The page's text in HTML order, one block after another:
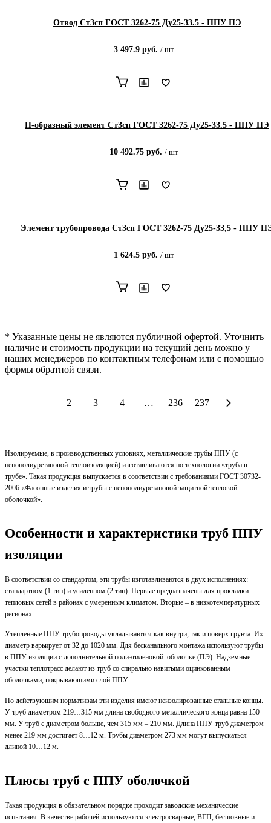
Отвод Ст3сп ГОСТ 3262-75 Ду25-33.5 - ППУ ПЭ
3 497.9 руб. / шт
П-образный элемент Ст3сп ГОСТ 3262-75 Ду25-33.5 - ППУ ПЭ
10 492.75 руб. / шт
Элемент трубопровода Ст3сп ГОСТ 3262-75 Ду25-33,5 - ППУ
1 624.5 руб. / шт
* Указанные цены не являются публичной офертой. Уточнить
наличие и стоимость продукции на текущий день можно у
наших менеджеров по контактным телефонам или с помощью
формы обратной связи.
2 3 4 … 236 237
Изолируемые, в производственных условиях, металлические трубы ППУ (с
пенополиуретановой теплоизоляцией) изготавливаются по технологии «труба в
трубе». Такая продукция выпускается в соответствии с требованиями ГОСТ 30732-
2006 «Фасонные изделия и трубы с пенополиуретановой защитной тепловой
оболочкой».
Особенности и характеристики труб ППУ
изоляции
В соответствии со стандартом, эти трубы изготавливаются в двух исполнениях:
стандартном (1 тип) и усиленном (2 тип). Первые предназначены для прокладки
тепловых сетей в районах с умеренным климатом. Вторые – в низкотемпературных
регионах.
Утепленные ППУ трубопроводы укладываются как внутри, так и поверх грунта. Их
диаметр варьирует от 32 до 1020 мм. Для бесканального монтажа используют трубы
в ППУ изоляции с дополнительной полиэтиленовой оболочке (ПЭ). Надземные
участки теплотрасс делают из труб со спирально навитыми оцинкованным
оболочками, покрывающими слой ППУ.
По действующим нормативам эти изделия имеют неизолированные стальные концы.
У труб диаметром 219…315 мм длина свободного металлического конца равна 150
мм. У труб с диаметром больше, чем 315 мм – 210 мм. Длина ППУ труб диаметром
менее 219 мм достигает 8…12 м. Трубы диаметром 273 мм могут выпускаться
длиной 10…12 м.
Плюсы труб с ППУ оболочкой
Такая продукция в обязательном порядке проходит заводские механические
испытания. В качестве рабочей используются электросварные, ВГП, бесшовные и